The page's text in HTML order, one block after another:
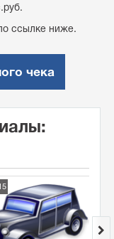
ссылке ниже.
чека